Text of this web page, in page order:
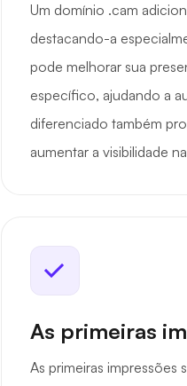
Um domínio .cam
destacando-a
pode melhorar sua
específico, ajudando a
diferenciado também
aumentar a visibilidade
As primeiras
As primeiras impressões